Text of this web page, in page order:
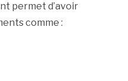
permet d’avoir
comme :